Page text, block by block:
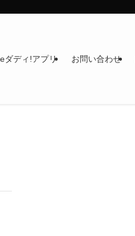
ダディ!アプリ お問い合わせ